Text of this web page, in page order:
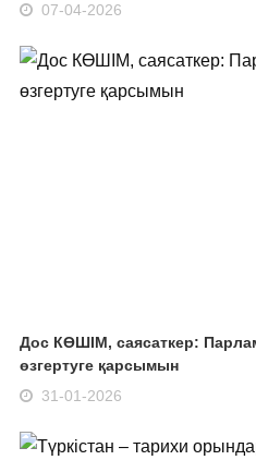
07-04-2026
Дос КӨШІМ, саясаткер:
өзгертуге қарсымын
31-01-2026